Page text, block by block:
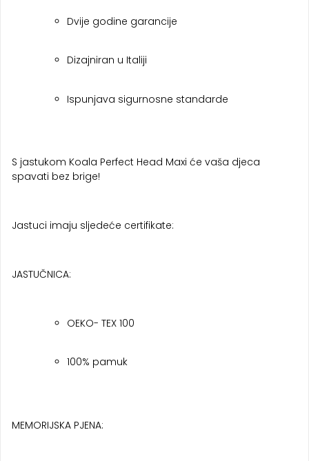
Dvije godine garancije
Dizajniran u Italiji
Ispunjava sigurnosne standarde
S jastukom Koala Perfect Head Maxi će vaša djeca
spavati bez brige!
Jastuci imaju sljedeće certifikate:
JASTUČNICA:
OEKO- TEX 100
100% pamuk
MEMORIJSKA PJENA: